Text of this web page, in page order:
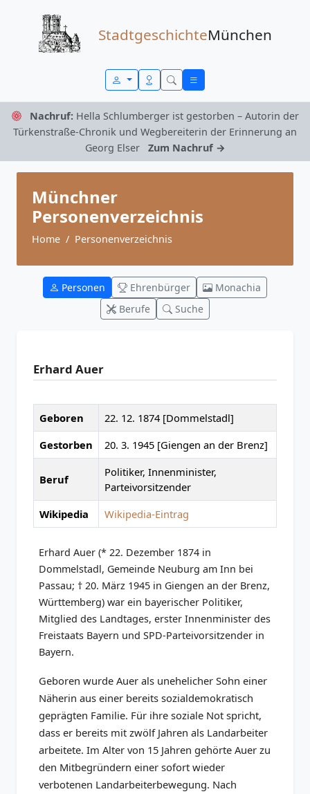
StadtgeschichteMünchen
Nachruf: Hella Schlumberger ist gestorben – Autorin der
Türkenstraße-Chronik und Wegbereiterin der Erinnerung an
Georg Elser
Zum Nachruf →
Münchner
Personenverzeichnis
Home Personenverzeichnis
Personen Ehrenbürger
Monachia
Berufe
Suche
Erhard Auer
Geboren
22. 12. 1874 [Dommelstadl]
Gestorben
20. 3. 1945 [Giengen an der Brenz]
Beruf
Politiker, Innenminister,
Parteivorsitzender
Wikipedia
Wikipedia-Eintrag
Erhard Auer (* 22. Dezember 1874 in
Dommelstadl, Gemeinde Neuburg am Inn bei
Passau; † 20. März 1945 in Giengen an der Brenz,
Württemberg) war ein bayerischer Politiker,
Mitglied des Landtages, erster Innenminister des
Freistaats Bayern und SPD-Parteivorsitzender in
Bayern.
Geboren wurde Auer als unehelicher Sohn einer
Näherin aus einer bereits sozialdemokratisch
geprägten Familie. Für ihre soziale Not spricht,
dass er bereits mit zwölf Jahren als Landarbeiter
arbeitete. Im Alter von 15 Jahren gehörte Auer zu
den Mitbegründern einer sofort wieder
verbotenen Landarbeiterbewegung. Nach